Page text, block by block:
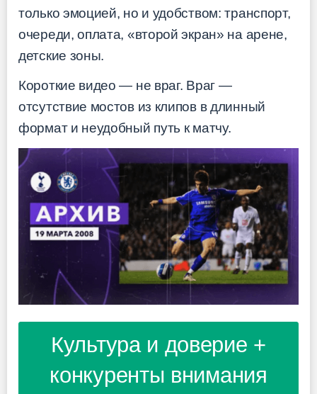
только эмоцией, но и удобством: транспорт,
очереди, оплата, «второй экран» на арене,
детские зоны.
Короткие видео — не враг. Враг —
отсутствие мостов из клипов в длинный
формат и неудобный путь к матчу.
Культура и доверие +
конкуренты внимания